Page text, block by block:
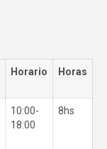
Horario Horas
10:00-
18:00
8hs